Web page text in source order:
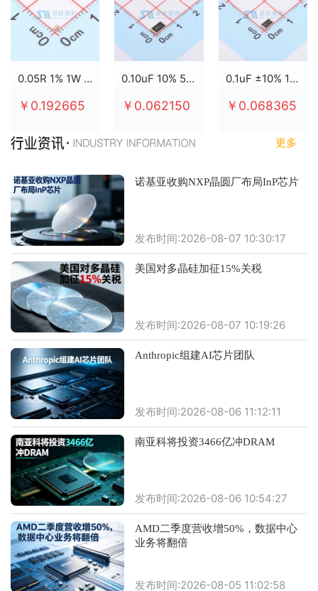
0.05R 1% 1W 2512
￥0.192665
0.10uF 10% 50V X7R 0805
￥0.062150
0.1uF ±10% 100V X7R 0805
￥0.068365
更多
诺基亚收购NXP晶圆厂布局InP芯片
发布时间:2026-08-07 10:30:17
美国对多晶硅加征15%关税
发布时间:2026-08-07 10:19:26
Anthropic组建AI芯片团队
发布时间:2026-08-06 11:12:11
南亚科将投资3466亿冲DRAM
发布时间:2026-08-06 10:54:27
AMD二季度营收增50%，数据中心
业务将翻倍
发布时间:2026-08-05 11:02:58